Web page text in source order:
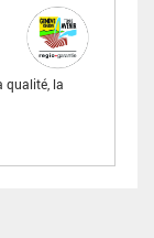
qualité, la